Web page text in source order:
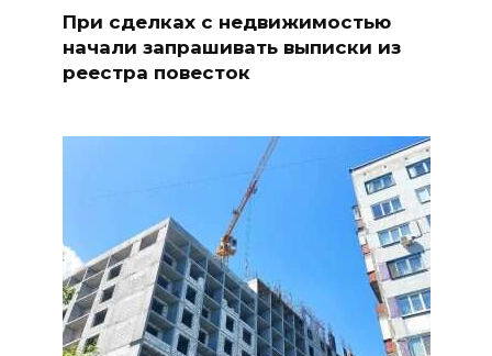
При сделках с недвижимостью
начали запрашивать выписки из
реестра повесток